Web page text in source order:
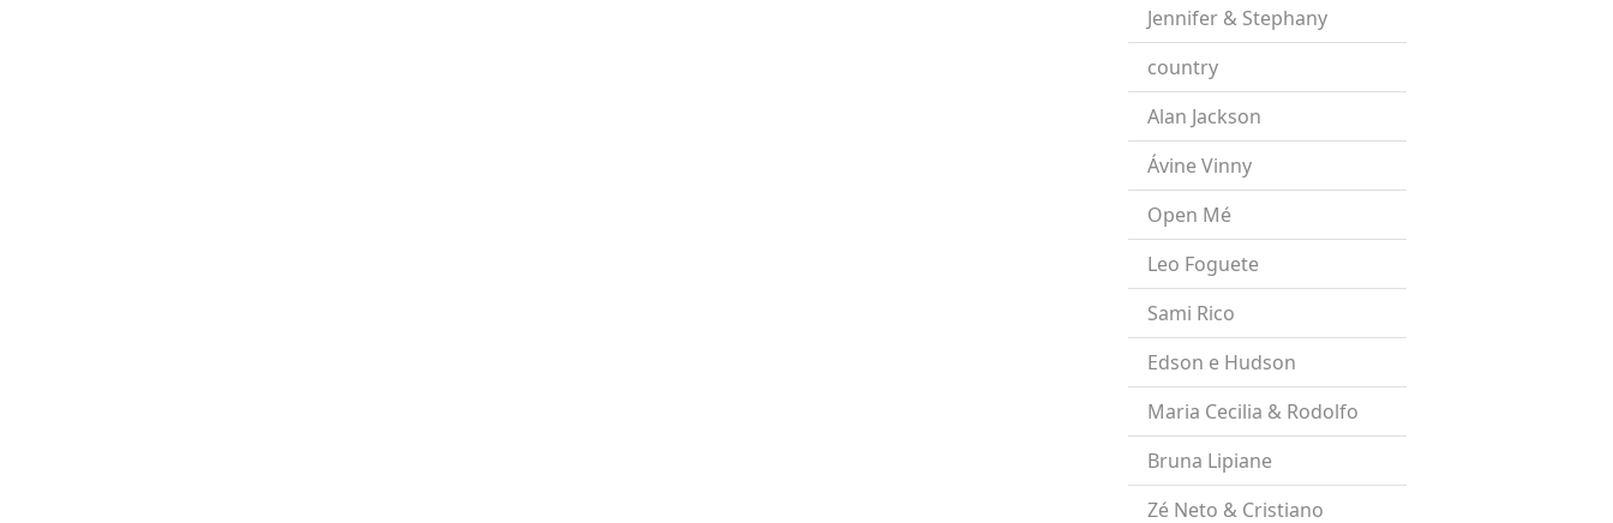
Jennifer & Stephany
country
Alan Jackson
Ávine Vinny
Open Mé
Leo Foguete
Sami Rico
Edson e Hudson
Maria Cecilia & Rodolfo
Bruna Lipiane
Zé Neto & Cristiano